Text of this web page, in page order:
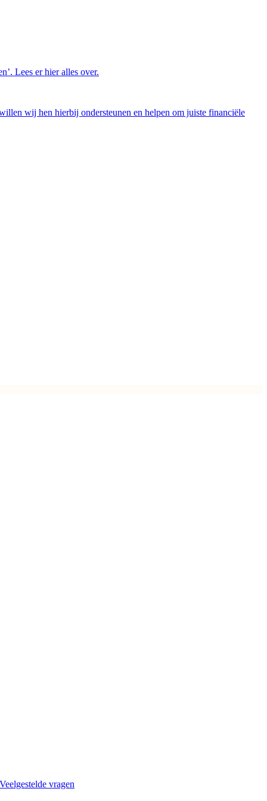
Lees er hier alles over.
wij hen hierbij ondersteunen en helpen om juiste financiële
Veelgestelde vragen